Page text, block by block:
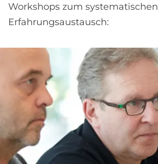
Workshops zum systematischen
Erfahrungsaustausch: